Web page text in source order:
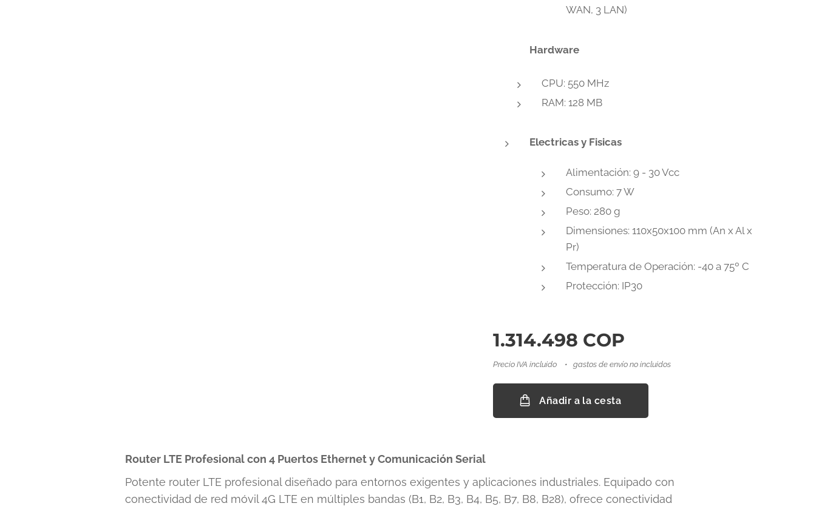
WAN, 3 LAN)
Hardware
CPU: 550 MHz
RAM: 128 MB
Electricas y Fisicas
Alimentación: 9 - 30 Vcc
Consumo: 7 W
Peso: 280 g
Dimensiones: 110x50x100 mm (An x Al x
Pr)
Temperatura de Operación: -40 a 75º C
Protección: IP30
1.314.498 COP
Precio IVA incluido gastos de envío no incluidos
Añadir a la cesta
Router LTE Profesional con 4 Puertos Ethernet y Comunicación Serial
Potente router LTE profesional diseñado para entornos exigentes y aplicaciones industriales. Equipado con
conectividad de red móvil 4G LTE en múltiples bandas (B1, B2, B3, B4, B5, B7, B8, B28), ofrece conectividad